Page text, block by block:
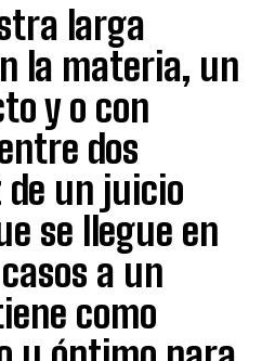
larga
la materia, un
y o con
dos
de un juicio
se llegue en
a un
como